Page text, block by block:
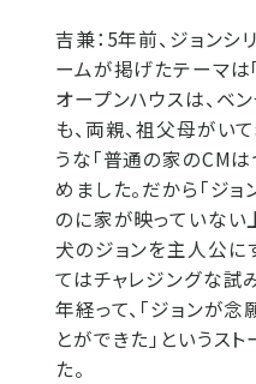
吉兼： 5年前、ジョンシ
ームが掲げたテーマは
オープンハウスは、ベ
も、両親、祖父母がい
うな「普通の家のCM
めました。だから「ジ
のに家が映っていない
犬のジョンを主人公に
てはチャレジングな試
年経って、「ジョンが
とができた」というス
た。